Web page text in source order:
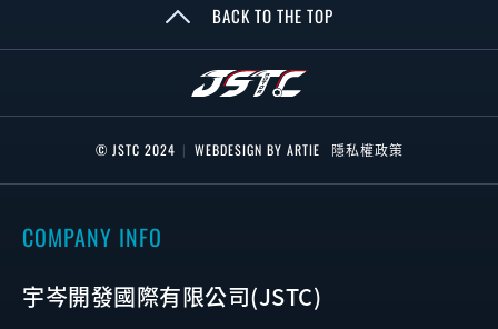
BACK TO THE TOP
© JSTC 2024 | WEBDESIGN BY ARTIE 隱私權政策
COMPANY INFO
宇岑開發國際有限公司(JSTC)